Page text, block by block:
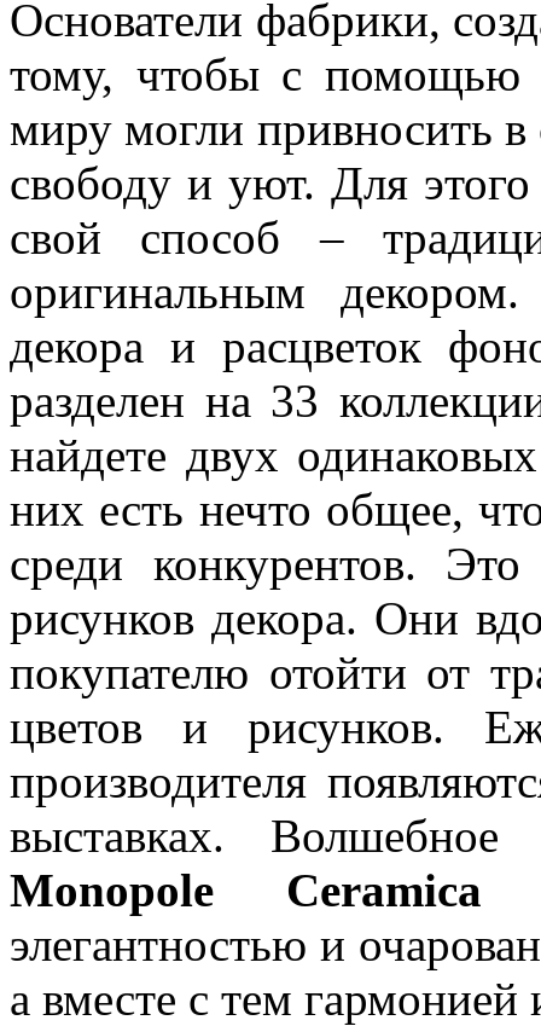
Основатели фабрики,
тому, чтобы с помощью
миру могли привносить в
свободу и уют. Для
свой способ –
оригинальным
декора и расцветок
разделен на 33
найдете двух
них есть нечто общее,
среди конкурентов.
рисунков декора. Они
покупателю отойти от
цветов и рисунков.
производителя
выставках. Волшебное
Monopole Ceramica
элегантностью и
а вместе с тем